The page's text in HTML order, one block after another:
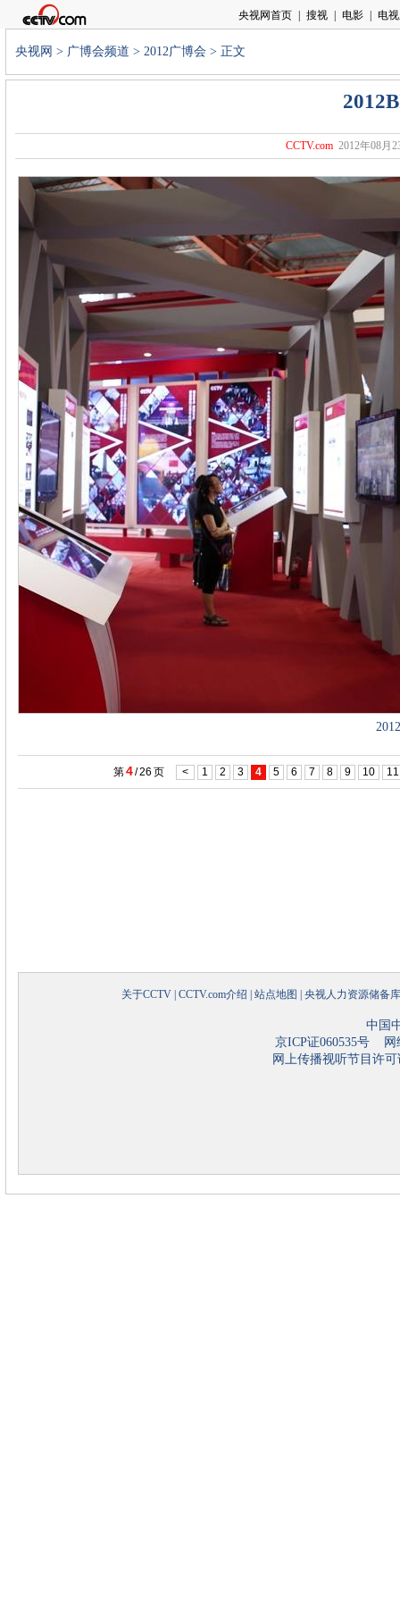
央视网 > 广博会频道 > 2012广博会 > 正文
CCTV.com 2012年08月
第4/26 页 < 1 2 3 4 5 6 7 8 9 10 11
关于CCTV CCTV.com介绍 站点地图 央视人力资源储备库
中国
京ICP证060535号网络
网上传播视听节目许